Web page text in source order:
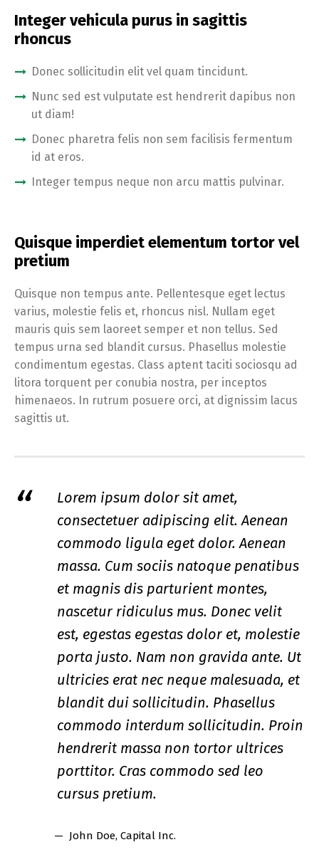
Integer vehicula purus in sagittis
rhoncus
Donec sollicitudin elit vel quam tincidunt.
Nunc sed est vulputate est hendrerit dapibus non
ut diam!
Donec pharetra felis non sem facilisis fermentum
id at eros.
Integer tempus neque non arcu mattis pulvinar.
Quisque imperdiet elementum tortor vel
pretium
Quisque non tempus ante. Pellentesque eget lectus
varius, molestie felis et, rhoncus nisl. Nullam eget
mauris quis sem laoreet semper et non tellus. Sed
tempus urna sed blandit cursus. Phasellus molestie
condimentum egestas. Class aptent taciti sociosqu ad
litora torquent per conubia nostra, per inceptos
himenaeos. In rutrum posuere orci, at dignissim lacus
sagittis ut.
Lorem ipsum dolor sit amet,
consectetuer adipiscing elit. Aenean
commodo ligula eget dolor. Aenean
massa. Cum sociis natoque penatibus
et magnis dis parturient montes,
nascetur ridiculus mus. Donec velit
est, egestas egestas dolor et, molestie
porta justo. Nam non gravida ante. Ut
ultricies erat nec neque malesuada, et
blandit dui sollicitudin. Phasellus
commodo interdum sollicitudin. Proin
hendrerit massa non tortor ultrices
porttitor. Cras commodo sed leo
cursus pretium.
John Doe, Capital Inc.